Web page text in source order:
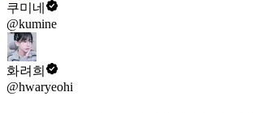
쿠미네
@kumine
화려희
@hwaryeohi